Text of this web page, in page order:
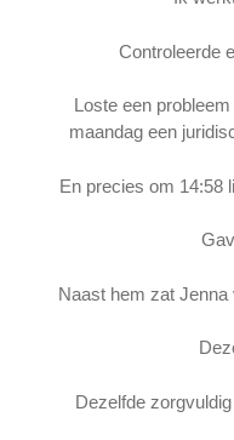
Controleerde
Loste een
maandag een
En precies om 14:58
Naast hem zat
Dezelfde